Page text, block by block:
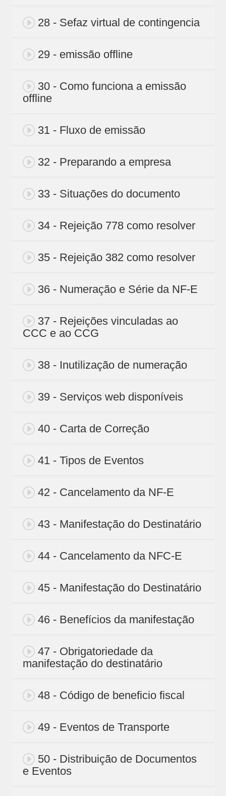
28 - Sefaz virtual de contingencia
29 - emissão offline
30 - Como funciona a emissão
offline
31 - Fluxo de emissão
32 - Preparando a empresa
33 - Situações do documento
34 - Rejeição 778 como resolver
35 - Rejeição 382 como resolver
36 - Numeração e Série da NF-E
37 - Rejeições vinculadas ao
CCC e ao CCG
38 - Inutilização de numeração
39 - Serviços web disponíveis
40 - Carta de Correção
41 - Tipos de Eventos
42 - Cancelamento da NF-E
43 - Manifestação do Destinatário
44 - Cancelamento da NFC-E
45 - Manifestação do Destinatário
46 - Benefícios da manifestação
47 - Obrigatoriedade da
manifestação do destinatário
48 - Código de beneficio fiscal
49 - Eventos de Transporte
50 - Distribuição de Documentos
e Eventos